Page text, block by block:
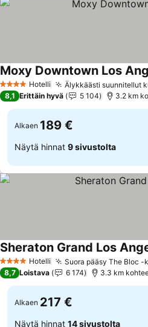
4 Tähtiluokitus
Hotelli Älykkäästi suunnitellut
Moxy Downtown Los
8,1 Erittäin hyvä 5 104 3.2 km
Alkaen 189 €
Näytä hinnat 9 sivustolta
4 Tähtiluokitus
Hotelli Suora pääsy The Bloc -
Sheraton Grand Los
8,7 Loistava 6 174 3.3 km
Alkaen 217 €
Näytä hinnat 14 sivustolta